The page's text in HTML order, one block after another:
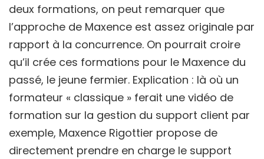
deux formations, on peut remarquer que
l’approche de Maxence est assez originale par
rapport à la concurrence. On pourrait croire
qu’il crée ces formations pour le Maxence du
passé, le jeune fermier. Explication : là où un
formateur « classique » ferait une vidéo de
formation sur la gestion du support client par
exemple, Maxence Rigottier propose de
directement prendre en charge le support